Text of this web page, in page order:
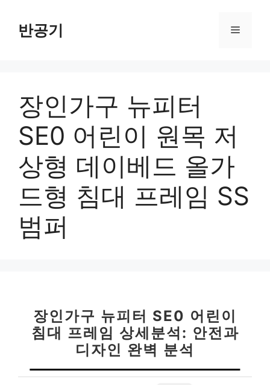
반공기 메
장인가구 뉴피터
SE0 어린이 원목 저
상형 데이베드 올가
드형 침대 프레임 SS
범퍼
장인가구 뉴피터 SE0 어린이
침대 프레임 상세분석: 안전과
디자인 완벽 분석